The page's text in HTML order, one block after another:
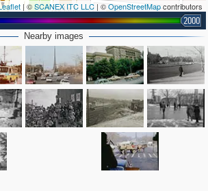
| ©SCANEX ITC LLC | ©OpenStreetMapcontributors
2000
Nearby images